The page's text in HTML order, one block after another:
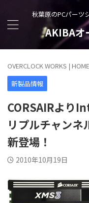
秋葉原のPCパーツ
AKIBAオ
OVERCLOCK WORKS | HOME
新製品情報
CORSAIRより
リプルチャンネ
新登場！
2010年10月19日